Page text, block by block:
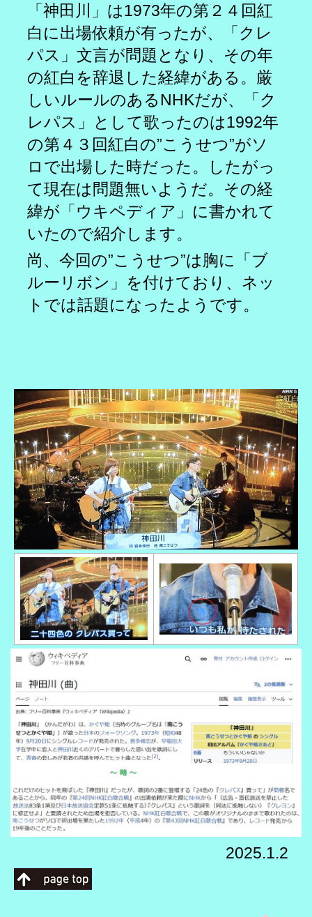
「神田川」は1973年の第２４回紅
白に出場依頼が有ったが、「クレ
パス」文言が問題となり、その年
の紅白を辞退した経緯がある。厳
しいルールのあるNHKだが、「ク
レパス」として歌ったのは1992年
の第４３回紅白の”こうせつ”がソ
ロで出場した時だった。したがっ
て現在は問題無いようだ。その経
緯が「ウキペディア」に書かれて
いたので紹介します。
尚、今回の”こうせつ”は胸に「ブ
ルーリボン」を付けており、ネッ
トでは話題になったようです。
2025.1.2